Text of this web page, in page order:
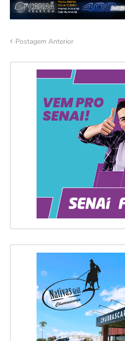
Postagem Anterior